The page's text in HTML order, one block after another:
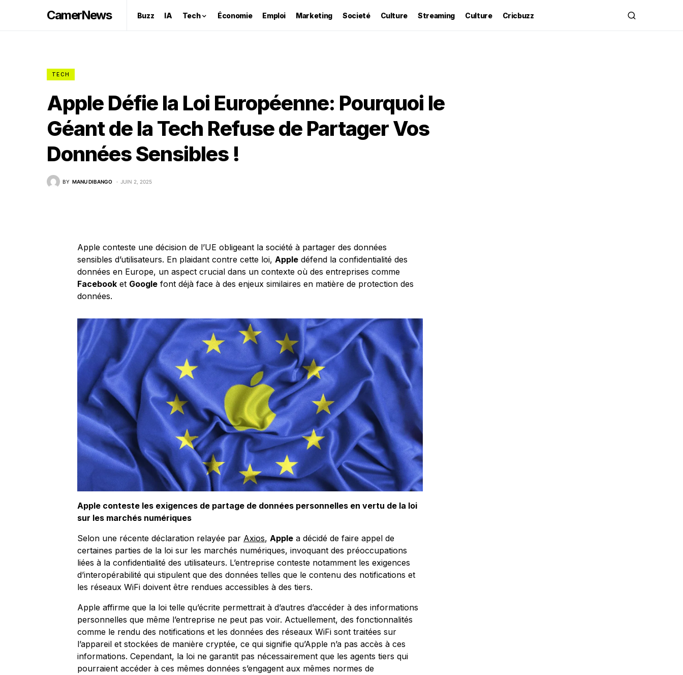
CamerNews Buzz IA Tech Économie Emploi Marketing Societé Culture Streaming Culture Cricbuzz
TECH
Apple Défie la Loi Européenne: Pourquoi le
Géant de la Tech Refuse de Partager Vos
Données Sensibles !
BY MANU DIBANGO JUIN 2, 2025
Apple conteste une décision de l’UE obligeant la société à partager des données
sensibles d’utilisateurs. En plaidant contre cette loi, Apple défend la confidentialité des
données en Europe, un aspect crucial dans un contexte où des entreprises comme
Facebook et Google font déjà face à des enjeux similaires en matière de protection des
données.
Apple conteste les exigences de partage de données personnelles en vertu de la loi
sur les marchés numériques
Selon une récente déclaration relayée par Axios, Apple a décidé de faire appel de
certaines parties de la loi sur les marchés numériques, invoquant des préoccupations
liées à la confidentialité des utilisateurs. L’entreprise conteste notamment les exigences
d’interopérabilité qui stipulent que des données telles que le contenu des notifications et
les réseaux WiFi doivent être rendues accessibles à des tiers.
Apple affirme que la loi telle qu’écrite permettrait à d’autres d’accéder à des informations
personnelles que même l’entreprise ne peut pas voir. Actuellement, des fonctionnalités
comme le rendu des notifications et les données des réseaux WiFi sont traitées sur
l’appareil et stockées de manière cryptée, ce qui signifie qu’Apple n’a pas accès à ces
informations. Cependant, la loi ne garantit pas nécessairement que les agents tiers qui
pourraient accéder à ces mêmes données s’engagent aux mêmes normes de